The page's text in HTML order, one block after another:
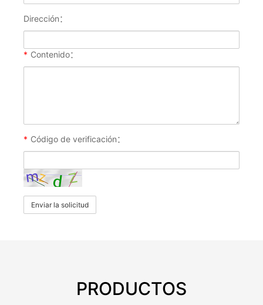
Dirección：
* Contenido：
* Código de verificación：
Enviar la solicitud
PRODUCTOS